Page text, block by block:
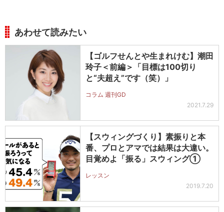
あわせて読みたい
【ゴルフせんとや生まれけむ】潮田
玲子＜前編＞「目標は100切り
と“夫超え”です（笑）」
コラム 週刊GD
2021.7.29
【スウィングづくり】素振りと本
番、プロとアマでは結果は大違い。
目覚めよ「振る」スウィング①
レッスン
2019.7.20